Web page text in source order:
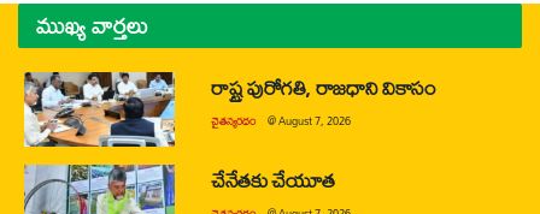
ముఖ్య వార్తలు
రాష్ట్ర పురోగతి, రాజధాని వికాసం
చైతన్యరధం @August 7, 2026
చేనేతకు చేయూత